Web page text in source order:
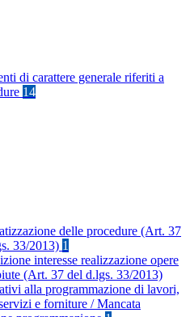
di carattere generale riferiti a
14
delle procedure (Art. 37
33/2013) 1
interesse realizzazione opere
(Art. 37 del d.lgs. 33/2013)
alla programmazione di lavori,
e forniture / Mancata